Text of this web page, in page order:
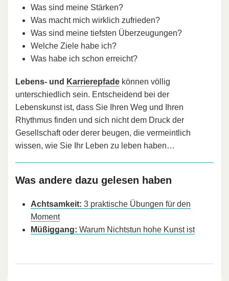
Was sind meine Stärken?
Was macht mich wirklich zufrieden?
Was sind meine tiefsten Überzeugungen?
Welche Ziele habe ich?
Was habe ich schon erreicht?
Lebens- und Karrierepfade können völlig
unterschiedlich sein. Entscheidend bei der
Lebenskunst ist, dass Sie Ihren Weg und Ihren
Rhythmus finden und sich nicht dem Druck der
Gesellschaft oder derer beugen, die vermeintlich
wissen, wie Sie Ihr Leben zu leben haben…
Was andere dazu gelesen haben
Achtsamkeit: 3 praktische Übungen für den
Moment
Müßiggang: Warum Nichtstun hohe Kunst ist